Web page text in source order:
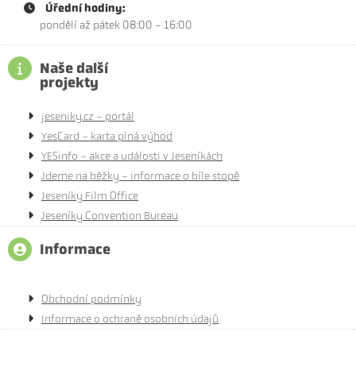
Úřední hodiny:
pondělí až pátek 08:00 - 16:00
Naše další
projekty
jeseniky.cz - portál
YesCard - karta plná výhod
YESinfo - akce a události v Jeseníkách
Jdeme na běžky - informace o bíle stopě
Jeseníky Film Office
Jeseníky Convention Bureau
Informace
Obchodní podmínky
Informace o ochraně osobních údajů